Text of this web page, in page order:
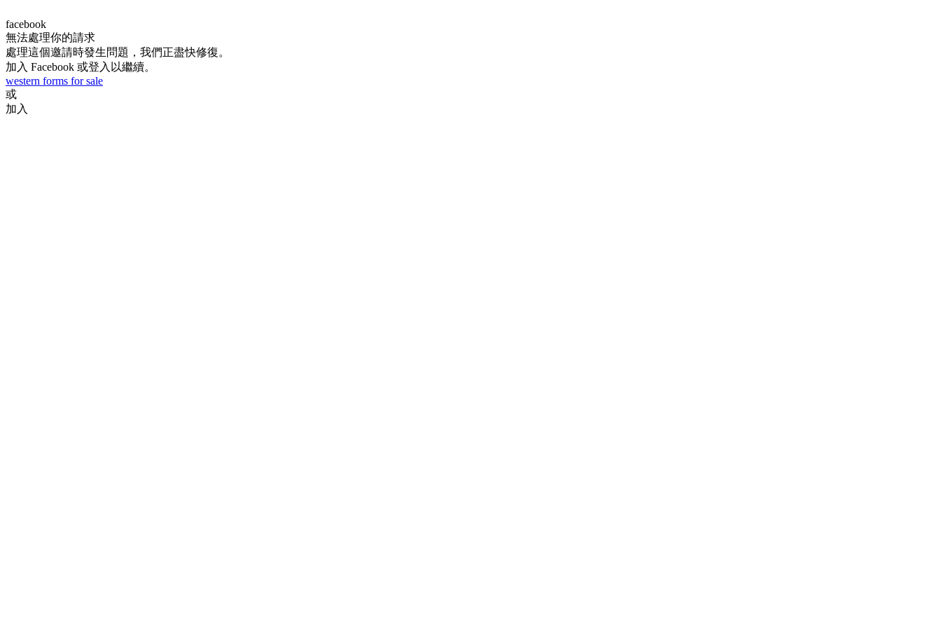
Facebook
facebook
無法處理你的請求
處理這個邀請時發生問題，我們正盡快修復。
加入 Facebook 或登入以繼續。
western forms for sale
或
加入